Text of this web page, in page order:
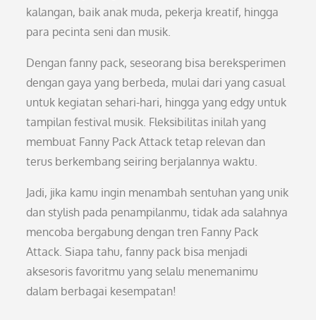
kalangan, baik anak muda, pekerja kreatif, hingga
para pecinta seni dan musik.
Dengan fanny pack, seseorang bisa bereksperimen
dengan gaya yang berbeda, mulai dari yang casual
untuk kegiatan sehari-hari, hingga yang edgy untuk
tampilan festival musik. Fleksibilitas inilah yang
membuat Fanny Pack Attack tetap relevan dan
terus berkembang seiring berjalannya waktu.
Jadi, jika kamu ingin menambah sentuhan yang unik
dan stylish pada penampilanmu, tidak ada salahnya
mencoba bergabung dengan tren Fanny Pack
Attack. Siapa tahu, fanny pack bisa menjadi
aksesoris favoritmu yang selalu menemanimu
dalam berbagai kesempatan!